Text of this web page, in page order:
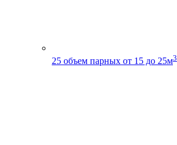
25 объем парных от 15 до 25м3